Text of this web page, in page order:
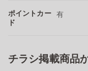
ポイントカー
ド
有
チラシ掲載商品